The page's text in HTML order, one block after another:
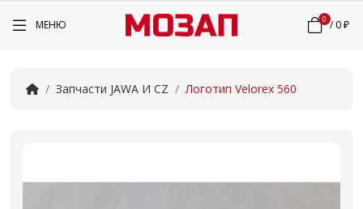
МЕНЮ 0 /0 ₽
Запчасти JAWA И CZ Логотип Velorex 560